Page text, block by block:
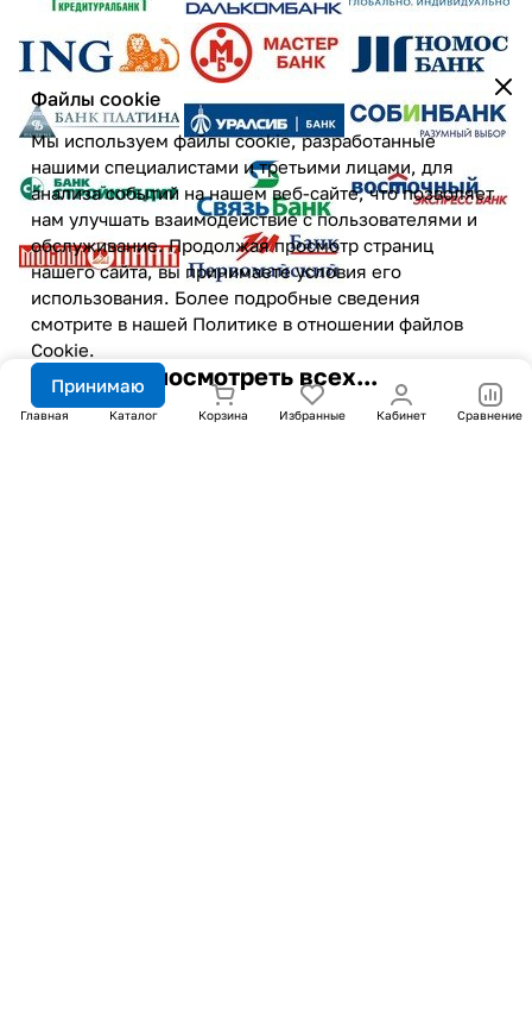
посмотреть всех...
Главная Каталог Корзина Избранные Кабинет Сравнение
Файлы cookie
Мы используем файлы cookie, разработанные
нашими специалистами и третьими лицами, для
анализа событий на нашем веб-сайте, что позволяет
нам улучшать взаимодействие с пользователями и
обслуживание. Продолжая просмотр страниц
нашего сайта, вы принимаете условия его
использования. Более подробные сведения
смотрите в нашей Политике в отношении файлов
Cookie.
Принимаю